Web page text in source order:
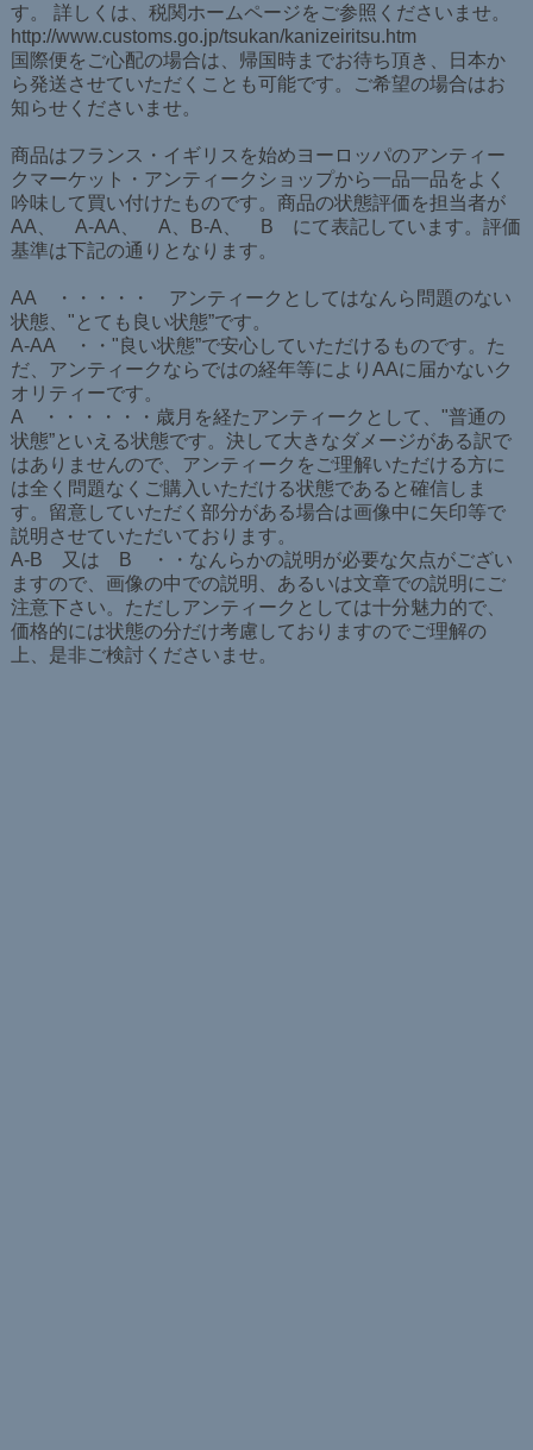
す。 詳しくは、税関ホームページをご参照くださいませ。
http://www.customs.go.jp/tsukan/kanizeiritsu.htm
国際便をご心配の場合は、帰国時までお待ち頂き、日本か
ら発送させていただくことも可能です。ご希望の場合はお
知らせくださいませ。
商品はフランス・イギリスを始めヨーロッパのアンティー
クマーケット・アンティークショップから一品一品をよく
吟味して買い付けたものです。商品の状態評価を担当者が
AA、 A-AA、 A、B-A、 B にて表記しています。評価
基準は下記の通りとなります。
AA ・・・・・ アンティークとしてはなんら問題のない
状態、"とても良い状態”です。
A-AA ・・"良い状態”で安心していただけるものです。た
だ、アンティークならではの経年等によりAAに届かないク
オリティーです。
A ・・・・・・歳月を経たアンティークとして、"普通の
状態”といえる状態です。決して大きなダメージがある訳で
はありませんので、アンティークをご理解いただける方に
は全く問題なくご購入いただける状態であると確信しま
す。留意していただく部分がある場合は画像中に矢印等で
説明させていただいております。
A-B 又は B ・・なんらかの説明が必要な欠点がござい
ますので、画像の中での説明、あるいは文章での説明にご
注意下さい。ただしアンティークとしては十分魅力的で、
価格的には状態の分だけ考慮しておりますのでご理解の
上、是非ご検討くださいませ。